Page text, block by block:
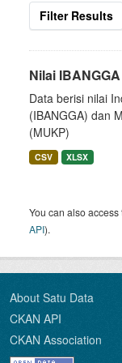
Filter Results
Nilai
Data berisi nilai
(IBANGGA) dan
(MUKP)
CSV XLSX
You can also
API).
About Satu Data
CKAN API
CKAN Association